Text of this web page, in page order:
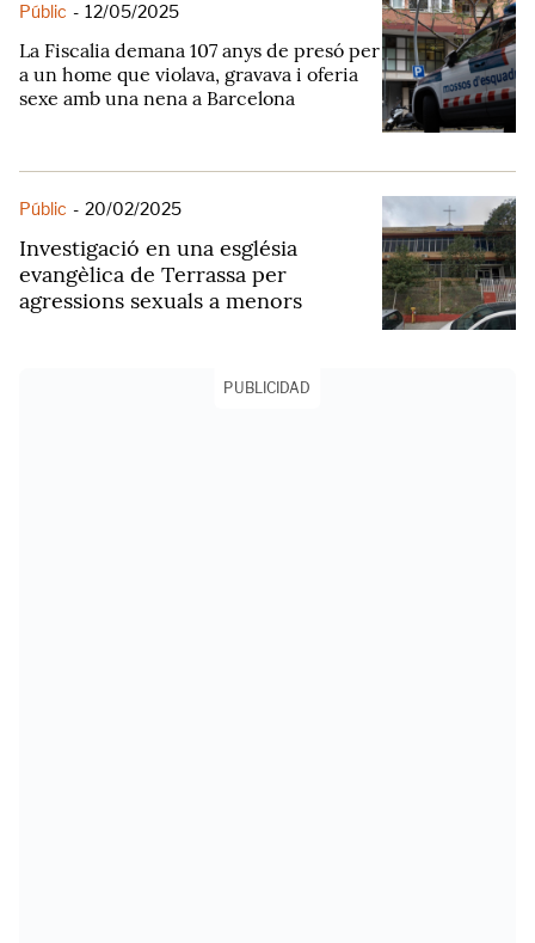
Públic - 12/05/2025
La Fiscalia demana 107 anys de presó per
a un home que violava, gravava i oferia
sexe amb una nena a Barcelona
Públic - 20/02/2025
Investigació en una església
evangèlica de Terrassa per
agressions sexuals a menors
PUBLICIDAD